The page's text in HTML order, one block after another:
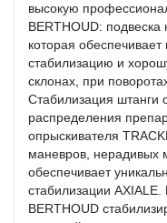
высокую
BERTHOUD:
которая
стабилизацию и
склонах, при
Стабилизация штанги
распределения
опрыскивателя
маневров, нерадивых
обеспечивает
стабилизации
BERTHOUD